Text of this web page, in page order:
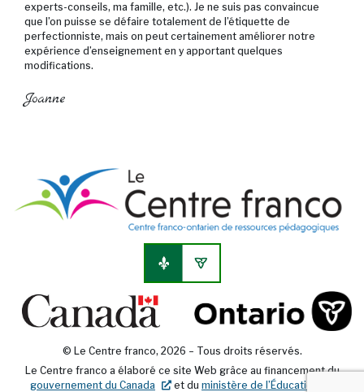
experts-conseils, ma famille, etc.). Je ne suis pas convaincue
que l’on puisse se défaire totalement de l’étiquette de
perfectionniste, mais on peut certainement améliorer notre
expérience d’enseignement en y apportant quelques
modifications.
Joanne
© Le Centre franco, 2026 – Tous droits réservés.
Le Centre franco a élaboré ce site Web grâce au financement du
gouvernement du Canada nouvel onglet
et du ministère de l’Éducation de